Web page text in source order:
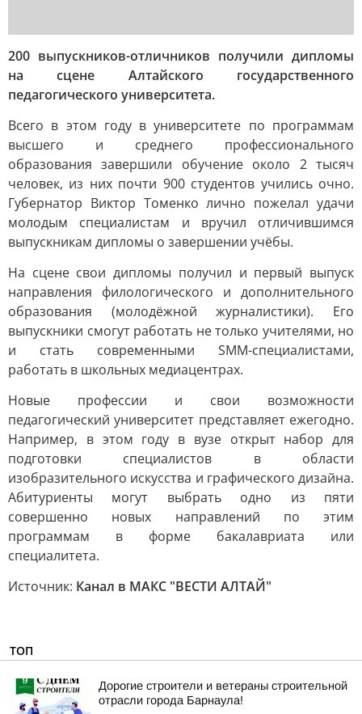
200 выпускников-отличников получили дипломы
на сцене Алтайского государственного
педагогического университета.
Всего в этом году в университете по программам
высшего и среднего профессионального
образования завершили обучение около 2 тысяч
человек, из них почти 900 студентов учились очно.
Губернатор Виктор Томенко лично пожелал удачи
молодым специалистам и вручил отличившимся
выпускникам дипломы о завершении учёбы.
На сцене свои дипломы получил и первый выпуск
направления филологического и дополнительного
образования (молодёжной журналистики). Его
выпускники смогут работать не только учителями, но
и стать современными SMM-специалистами,
работать в школьных медиацентрах.
Новые профессии и свои возможности
педагогический университет представляет ежегодно.
Например, в этом году в вузе открыт набор для
подготовки специалистов в области
изобразительного искусства и графического дизайна.
Абитуриенты могут выбрать одно из пяти
совершенно новых направлений по этим
программам в форме бакалавриата или
специалитета.
Источник: Канал в МАКС "ВЕСТИ АЛТАЙ"
ТОП
Дорогие строители и ветераны строительной
отрасли города Барнаула!